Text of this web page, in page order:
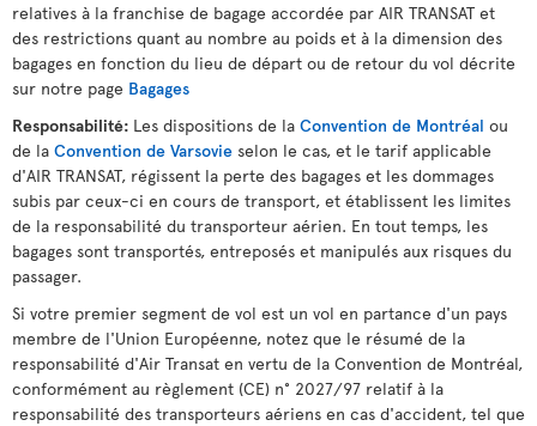
relatives à la franchise de bagage accordée par AIR TRANSAT et
des restrictions quant au nombre au poids et à la dimension des
bagages en fonction du lieu de départ ou de retour du vol décrite
sur notre page Bagages
Responsabilité: Les dispositions de la Convention de Montréal ou
de la Convention de Varsovie selon le cas, et le tarif applicable
d'AIR TRANSAT, régissent la perte des bagages et les dommages
subis par ceux-ci en cours de transport, et établissent les limites
de la responsabilité du transporteur aérien. En tout temps, les
bagages sont transportés, entreposés et manipulés aux risques du
passager.
Si votre premier segment de vol est un vol en partance d'un pays
membre de l'Union Européenne, notez que le résumé de la
responsabilité d'Air Transat en vertu de la Convention de Montréal,
conformément au règlement (CE) n° 2027/97 relatif à la
responsabilité des transporteurs aériens en cas d'accident, tel que